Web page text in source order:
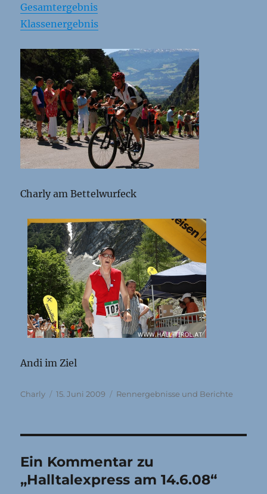
Gesamtergebnis
Klassenergebnis
Charly am Bettelwurfeck
Andi im Ziel
Autor
Charly
Veröffentlicht
15. Juni 2009 Kategorien
Rennergebnisse und Berichte
Ein Kommentar zu
„Halltalexpress am 14.6.08“